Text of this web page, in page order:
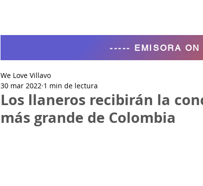
Los llaneros recibirán la
más grande de Colombia
We Love Villavo
30 mar 2022 1 min de lectura
----- EMISORA